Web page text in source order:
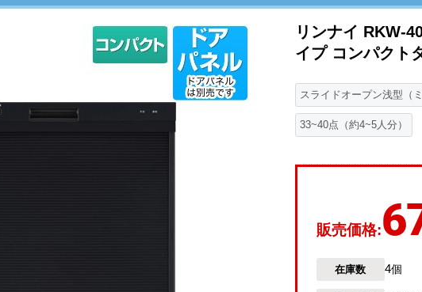
リンナイ RKW-
イプ コンパク
スライドオープン浅型（ミ
33~40点（約4~5人分）
販売価格:
在庫数 4個